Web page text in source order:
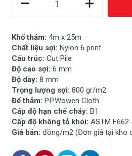
Khổ thảm: 4m x 25m
Chất liệu sợi: Nylon 6 print
Cấu trúc: Cut Pile
Độ cao sợi: 6 mm
Độ dày: 8 mm
Trọng lượng sợi: 800 gr/m2
Đế thảm: P.P.Wowen Cloth
Cấp độ hạn chế cháy: B1
Cấp độ không tỏ khói: ASTM
Giá bán: đồng/m2 (Đơn giá tại kho